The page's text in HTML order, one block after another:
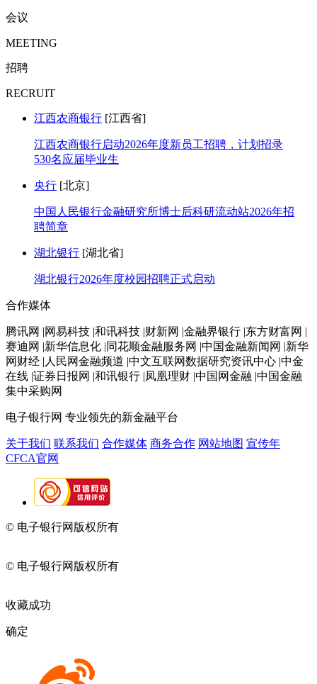
会议
MEETING
招聘
RECRUIT
江西农商银行 [江西省]
江西农商银行启动2026年度新员工招聘，计划招录
530名应届毕业生
央行 [北京]
中国人民银行金融研究所博士后科研流动站2026年招
聘简章
湖北银行 [湖北省]
湖北银行2026年度校园招聘正式启动
合作媒体
腾讯网 |网易科技 |和讯科技 |财新网 |金融界银行 |东方财富网 |
赛迪网 |新华信息化 |同花顺金融服务网 |中国金融新闻网 |新华
网财经 |人民网金融频道 |中文互联网数据研究资讯中心 |中金
在线 |证券日报网 |和讯银行 |凤凰理财 |中国网金融 |中国金融
集中采购网
电子银行网 专业领先的新金融平台
关于我们 联系我们 合作媒体 商务合作 网站地图 宣传年
CFCA官网
© 电子银行网版权所有
© 电子银行网版权所有
收藏成功
确定